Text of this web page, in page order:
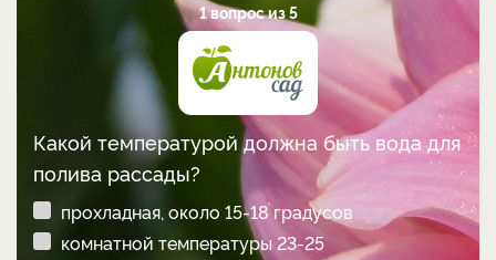
1 вопрос из 5
Какой температурой должна быть вода для
полива рассады?
прохладная, около 15-18 градусов
комнатной температуры 23-25